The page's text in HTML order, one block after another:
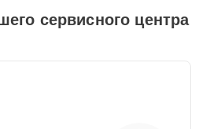
Для расчета итоговой
достаточно
сервисного центра